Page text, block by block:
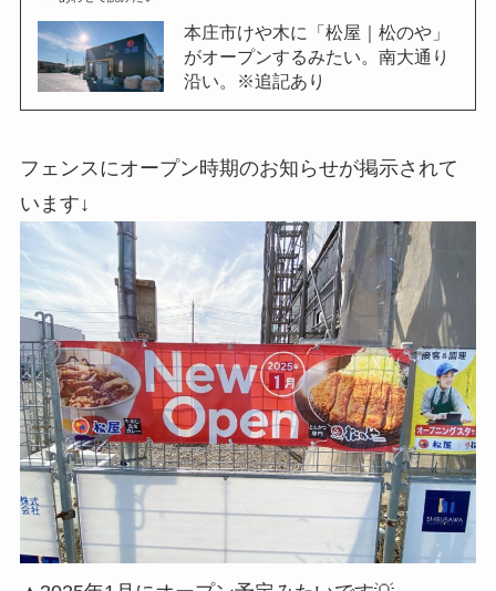
本庄市けや木に「松屋｜松のや」
がオープンするみたい。南大通り
沿い。※追記あり
フェンスにオープン時期のお知らせが掲示されて
います↓